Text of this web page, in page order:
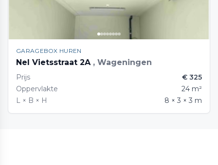
GARAGEBOX HUREN
Nel Vietsstraat 2A , Wageningen
Prijs
€ 325
Oppervlakte
24 m²
L × B × H
8 × 3 × 3 m